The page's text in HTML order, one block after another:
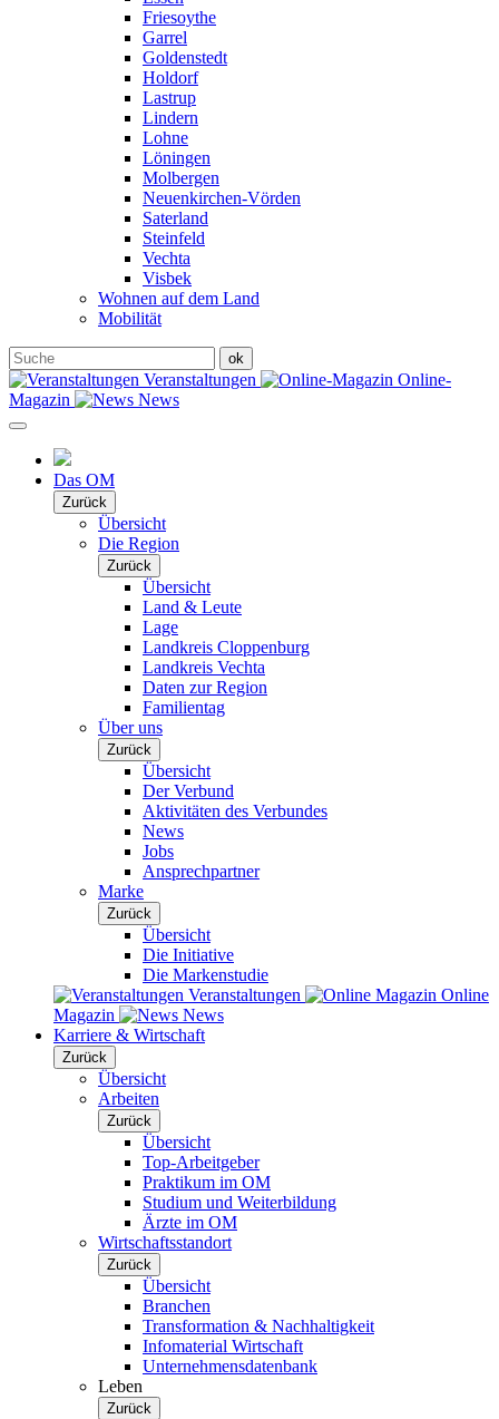
Friesoythe
Garrel
Goldenstedt
Holdorf
Lastrup
Lindern
Lohne
Löningen
Molbergen
Neuenkirchen-Vörden
Saterland
Steinfeld
Vechta
Visbek
Wohnen auf dem Land
Mobilität
Veranstaltungen
Online-
Magazin
News
Das OM
Zurück
Übersicht
Die Region
Zurück
Übersicht
Land & Leute
Lage
Landkreis Cloppenburg
Landkreis Vechta
Daten zur Region
Familientag
Über uns
Zurück
Übersicht
Der Verbund
Aktivitäten des Verbundes
News
Jobs
Ansprechpartner
Marke
Zurück
Übersicht
Die Initiative
Die Markenstudie
Veranstaltungen
Online
Magazin
News
Karriere & Wirtschaft
Zurück
Übersicht
Arbeiten
Zurück
Übersicht
Top-Arbeitgeber
Praktikum im OM
Studium und Weiterbildung
Ärzte im OM
Wirtschaftsstandort
Zurück
Übersicht
Branchen
Transformation & Nachhaltigkeit
Infomaterial Wirtschaft
Unternehmensdatenbank
Leben
Zurück